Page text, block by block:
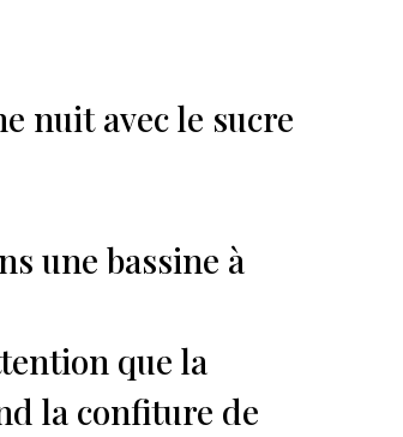
nuit avec le sucre
une bassine à
que la
la confiture de